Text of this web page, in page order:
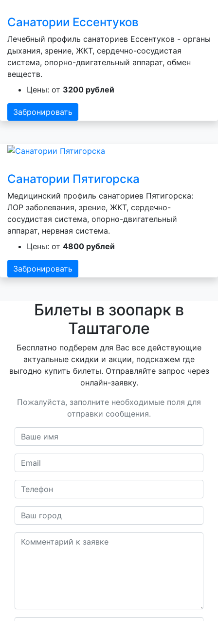
Санатории Ессентуков
Лечебный профиль санаториев Ессентуков - органы
дыхания, зрение, ЖКТ, сердечно-сосудистая
система, опорно-двигательный аппарат, обмен
веществ.
Цены: от 3200 рублей
Забронировать
Санатории Пятигорска
Медицинский профиль санаториев Пятигорска:
ЛОР заболевания, зрение, ЖКТ, сердечно-
сосудистая система, опорно-двигательный
аппарат, нервная система.
Цены: от 4800 рублей
Забронировать
Билеты в зоопарк в
Таштаголе
Бесплатно подберем для Вас все действующие
актуальные скидки и акции, подскажем где
выгодно купить билеты. Отправляйте запрос через
онлайн-заявку.
Пожалуйста, заполните необходимые поля для
отправки сообщения.